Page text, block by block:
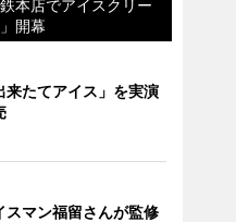
本店でアイスクリー
開幕
来たてアイス」を実演
スマン福留さんが監修